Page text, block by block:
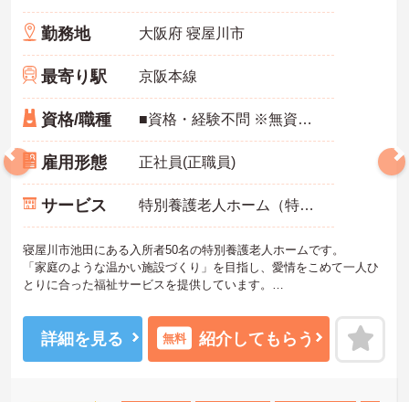
勤務地 大阪府 寝屋川市
最寄り駅 京阪本線
資格/職種 ■資格・経験不問 ※無資格・未経験の方もご応募頂けます。
雇用形態 正社員(正職員)
サービス 特別養護老人ホーム（特養）
寝屋川市池田にある入所者50名の特別養護老人ホームです。
「家庭のような温かい施設づくり」を目指し、愛情をこめて一人ひ
とりに合った福祉サービスを提供しています。
らに詳細などお伝えします！
詳細を見る 無料 紹介してもらう